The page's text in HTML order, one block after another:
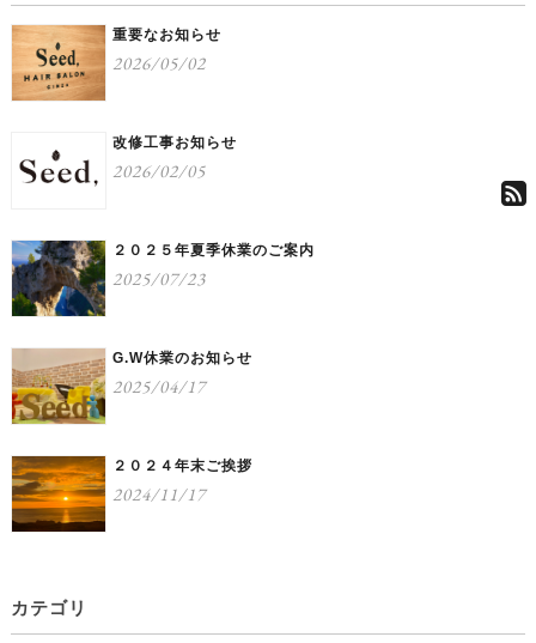
重要なお知らせ
2026/05/02
改修工事お知らせ
2026/02/05
２０２５年夏季休業のご案内
2025/07/23
G.W休業のお知らせ
2025/04/17
２０２４年末ご挨拶
2024/11/17
カテゴリ